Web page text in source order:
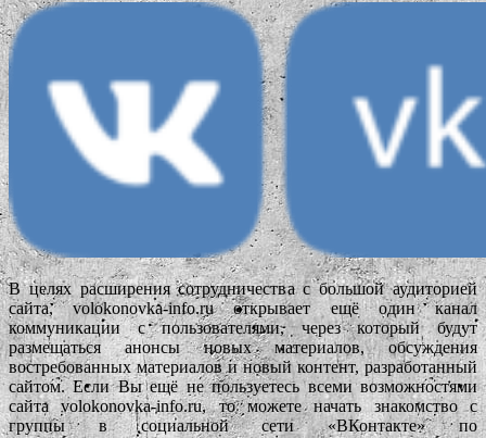
В целях расширения сотрудничества с большой аудиторией
сайта, volokonovka-info.ru открывает ещё один канал
коммуникации с пользователями, через который будут
размещаться анонсы новых материалов, обсуждения
востребованных материалов и новый контент, разработанный
сайтом. Если Вы ещё не пользуетесь всеми возможностями
сайта volokonovka-info.ru, то можете начать знакомство с
группы в социальной сети «ВКонтакте» по